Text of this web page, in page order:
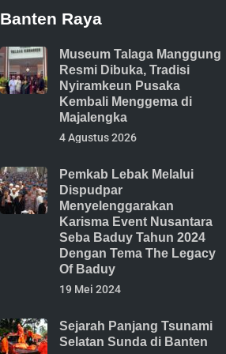
Banten Raya
Museum Talaga Manggung
Resmi Dibuka, Tradisi
Nyiramkeun Pusaka
Kembali Menggema di
Majalengka
4 Agustus 2026
Pemkab Lebak Melalui
Dispudpar
Menyelenggarakan
Karisma Event Nusantara
Seba Baduy Tahun 2024
Dengan Tema The Legacy
Of Baduy
19 Mei 2024
Sejarah Panjang Tsunami
Selatan Sunda di Banten